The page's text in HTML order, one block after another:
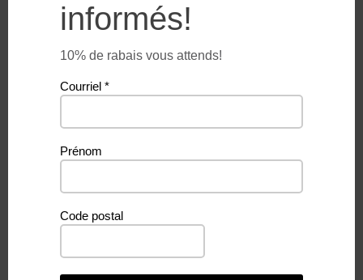
Vous aimeriez
devenir un
détaillant
informés!
10% de rabais vous attends!
Courriel *
Prénom
Code postal